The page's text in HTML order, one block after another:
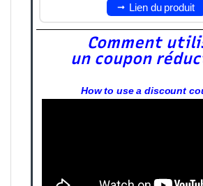
Lien du produit
Comment
un coupon
How to use a discount